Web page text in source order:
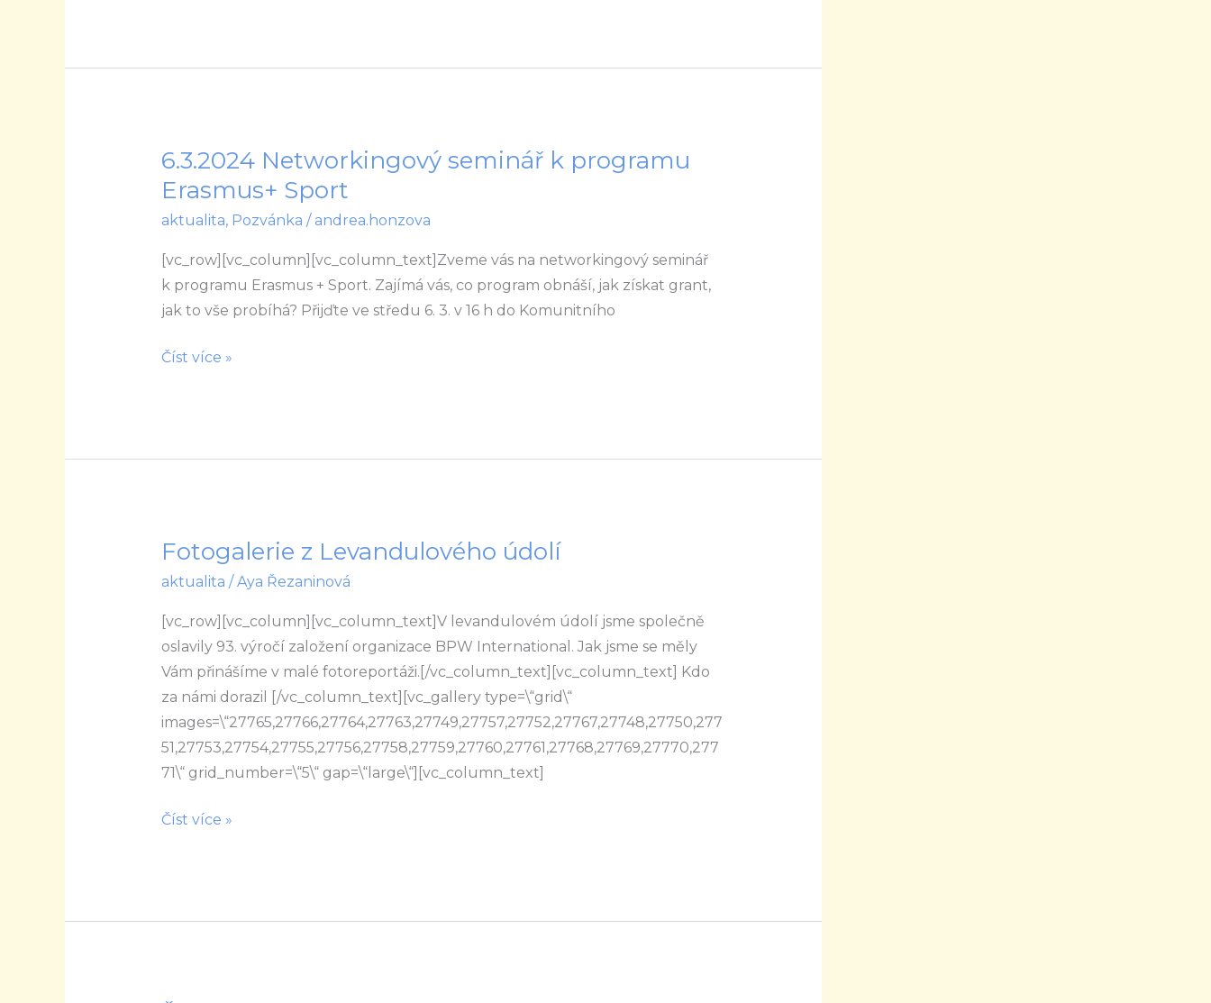
6.3.2024 Networkingový seminář k programu
Erasmus+ Sport
aktualita, Pozvánka / andrea.honzova
[vc_row][vc_column][vc_column_text]Zveme vás na networkingový seminář
k programu Erasmus + Sport. Zajímá vás, co program obnáší, jak získat grant,
jak to vše probíhá? Přijďte ve středu 6. 3. v 16 h do Komunitního
6.3.2024
Networkingový
programu
Erasmus+
Sport
Číst více »
Fotogalerie z Levandulového údolí
aktualita /Aya Řezaninová
[vc_row][vc_column][vc_column_text]V levandulovém údolí jsme společně
oslavily 93. výročí založení organizace BPW International. Jak jsme se měly
Vám přinášíme v malé fotoreportáži.[/vc_column_text][vc_column_text] Kdo
za námi dorazil [/vc_column_text][vc_gallery type=\“grid\“
images=\“27765,27766,27764,27763,27749,27757,27752,27767,27748,27750,277
51,27753,27754,27755,27756,27758,27759,27760,27761,27768,27769,27770,277
71\“ grid_number=\“5\“ gap=\“large\“][vc_column_text]
Fotogalerie
údolí
Číst více »